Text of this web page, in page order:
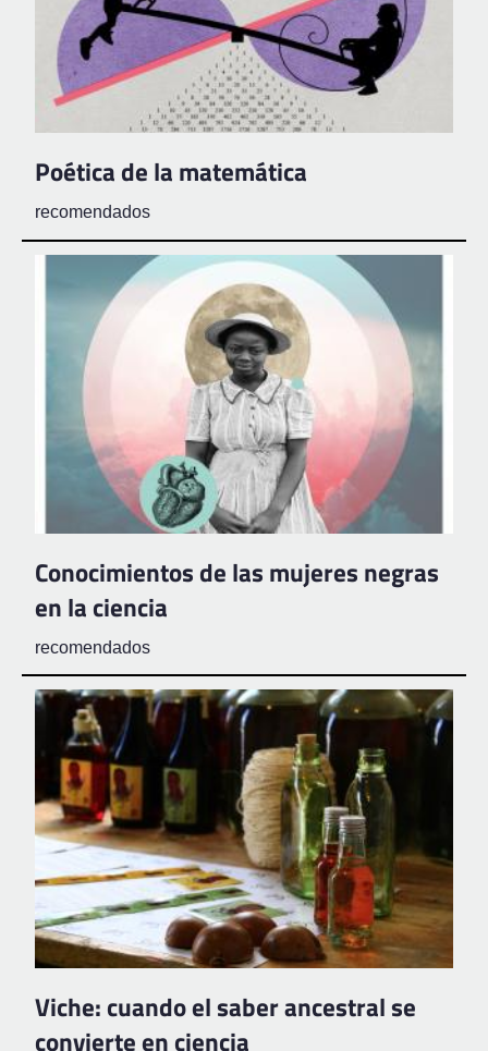
Poética de la matemática
recomendados
Conocimientos de las mujeres negras
en la ciencia
recomendados
Viche: cuando el saber ancestral se
convierte en ciencia